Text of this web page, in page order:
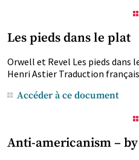
Les pieds dans le plat
Orwell et Revel Les pieds dans
Henri Astier Traduction
Accéder à ce document
Anti-americanism –